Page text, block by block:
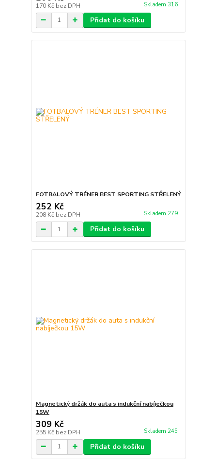
170 Kč bez DPH Skladem 316
Přidat do košíku
FOTBALOVÝ TRÉNER BEST SPORTING STŘELENÝ
252 Kč
208 Kč bez DPH Skladem 279
Přidat do košíku
Magnetický držák do auta s indukční nabíječkou
15W
309 Kč
255 Kč bez DPH Skladem 245
Přidat do košíku